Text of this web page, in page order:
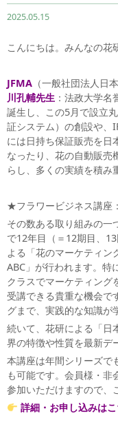
2025.05.15
こんにちは。みんなの花
JFMA （一般社団法人日
川孔輔先生 ：法政大学
誕生し、この5月で設立
証システム）の創設や、
には日持ち保証販売を日
なったり、花の自動販売
らし、多くの実績を積み
★フラワービジネス講座
その数ある取り組みの一
で12年目（＝12期目、
よる「花のマーケティン
ABC」が行われます。特
クラスでマーケティング
受講できる貴重な機会で
グまで、実践的な知識が
続いて、花研による「日
界の特徴や性質を最新デ
本講座は年間シリーズで
も可能です。会員様・非
参加いただけますので、
詳細・お申し込みは